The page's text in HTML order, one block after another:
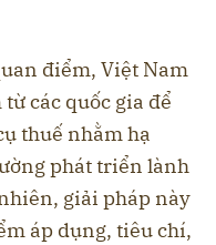
điểm, Việt Nam
các quốc gia để
thuế nhằm hạ
phát triển lành
giải pháp này
áp dụng, tiêu chí,